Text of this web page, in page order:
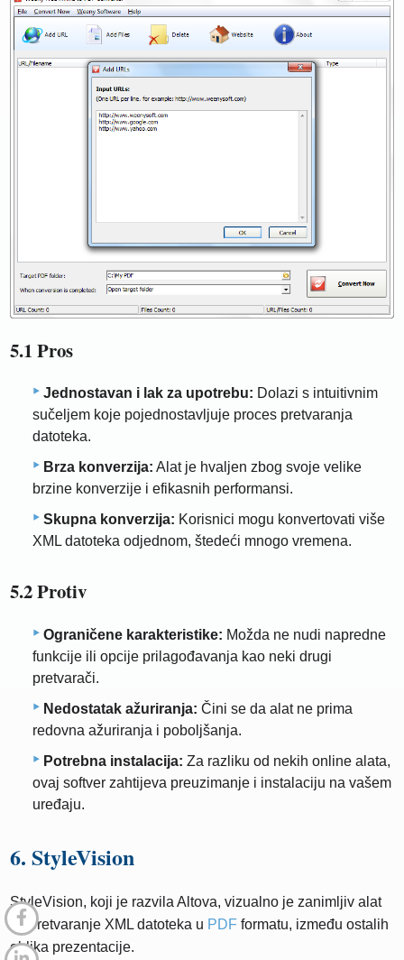
5.1 Pros
Jednostavan i lak za upotrebu: Dolazi s intuitivnim
sučeljem koje pojednostavljuje proces pretvaranja
datoteka.
Brza konverzija: Alat je hvaljen zbog svoje velike
brzine konverzije i efikasnih performansi.
Skupna konverzija: Korisnici mogu konvertovati više
XML datoteka odjednom, štedeći mnogo vremena.
5.2 Protiv
Ograničene karakteristike: Možda ne nudi napredne
funkcije ili opcije prilagođavanja kao neki drugi
pretvarači.
Nedostatak ažuriranja: Čini se da alat ne prima
redovna ažuriranja i poboljšanja.
Potrebna instalacija: Za razliku od nekih online alata,
ovaj softver zahtijeva preuzimanje i instalaciju na vašem
uređaju.
6. StyleVision
StyleVision, koji je razvila Altova, vizualno je zanimljiv alat
za pretvaranje XML datoteka u PDF formatu, između ostalih
oblika prezentacije.